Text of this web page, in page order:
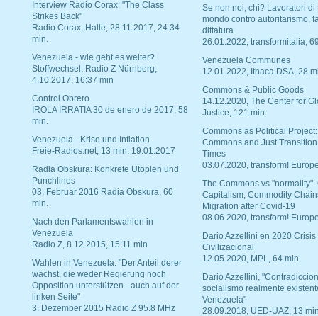
Interview Radio Corax: "The Class
Strikes Back"
Radio Corax, Halle, 28.11.2017, 24:34
min.
Venezuela - wie geht es weiter?
Stoffwechsel, Radio Z Nürnberg,
4.10.2017, 16:37 min
Control Obrero
IROLA IRRATIA 30 de enero de 2017, 58
min.
Venezuela - Krise und Inflation
Freie-Radios.net, 13 min. 19.01.2017
Radia Obskura: Konkrete Utopien und
Punchlines
03. Februar 2016 Radia Obskura, 60
min.
Nach den Parlamentswahlen in
Venezuela
Radio Z, 8.12.2015, 15:11 min
Wahlen in Venezuela: "Der Anteil derer
wächst, die weder Regierung noch
Opposition unterstützen - auch auf der
linken Seite"
3. Dezember 2015 Radio Z 95.8 MHz
Se non noi, chi? Lavoratori di
mondo contro autoritarismo,
dittatura
26.01.2022, transformitalia,
Venezuela Communes
12.01.2022, Ithaca DSA, 28
Commons & Public Goods
14.12.2020, The Center for
Justice, 121 min.
Commons as Political Project:
Commons and Just
Times
03.07.2020, transform!
The Commons vs "normality".
Capitalism, Commodity
Migration after Covid-19
08.06.2020, transform!
Dario Azzellini en 2020 Crisis
Civilizacional
12.05.2020, MPL, 64 min.
Dario Azzellini,
socialismo realmente
Venezuela"
28.09.2018, UED-UAZ, 13